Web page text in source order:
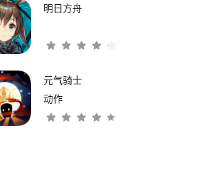
明日方舟
元气骑士
动作